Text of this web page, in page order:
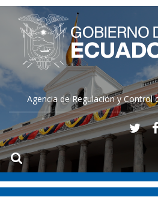
Agencia de Regulación y Control